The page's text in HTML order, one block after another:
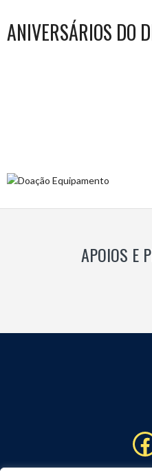
ANIVERSÁRIOS DO
APOIOS E